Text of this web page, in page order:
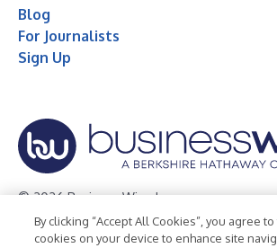
Blog
For Journalists
Sign Up
© 2026 Business Wire, Inc.
Privacy Policy Cookie Policy
By clicking “Accept All Cookies”, you agree
cookies on your device to enhance site